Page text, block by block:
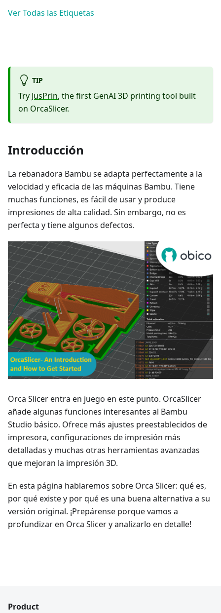
Ver Todas las Etiquetas
TIP
Try JusPrin, the first GenAI 3D printing tool built
on OrcaSlicer.
Introducción
La rebanadora Bambu se adapta perfectamente a la
velocidad y eficacia de las máquinas Bambu. Tiene
muchas funciones, es fácil de usar y produce
impresiones de alta calidad. Sin embargo, no es
perfecta y tiene algunos defectos.
Orca Slicer entra en juego en este punto. OrcaSlicer
añade algunas funciones interesantes al Bambu
Studio básico. Ofrece más ajustes preestablecidos de
impresora, configuraciones de impresión más
detalladas y muchas otras herramientas avanzadas
que mejoran la impresión 3D.
En esta página hablaremos sobre Orca Slicer: qué es,
por qué existe y por qué es una buena alternativa a su
versión original. ¡Prepárense porque vamos a
profundizar en Orca Slicer y analizarlo en detalle!
Product